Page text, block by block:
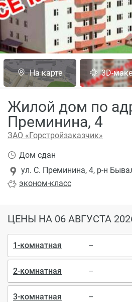
На карте 3D-
Жилой дом по
Преминина, 4
ЗАО «Горстройзаказчик»
эконом-класс
ул. С. Преминина, 4, р-н
Дом сдан
ЦЕНЫ НА 06 АВГУСТА
1-комнатная –
2-комнатная –
3-комнатная –